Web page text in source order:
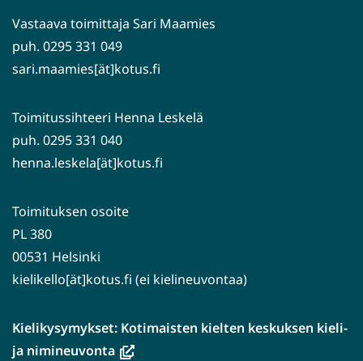
Vastaava toimittaja Sari Maamies
puh. 0295 331 049
sari.maamies[ät]kotus.fi
Toimitussihteeri Henna Leskelä
puh. 0295 331 040
henna.leskela[ät]kotus.fi
Toimituksen osoite
PL 380
00531 Helsinki
kielikello[ät]kotus.fi (ei kielineuvontaa)
Kielikysymykset: Kotimaisten kielten keskuksen kieli-
ja nimineuvonta(avautuu